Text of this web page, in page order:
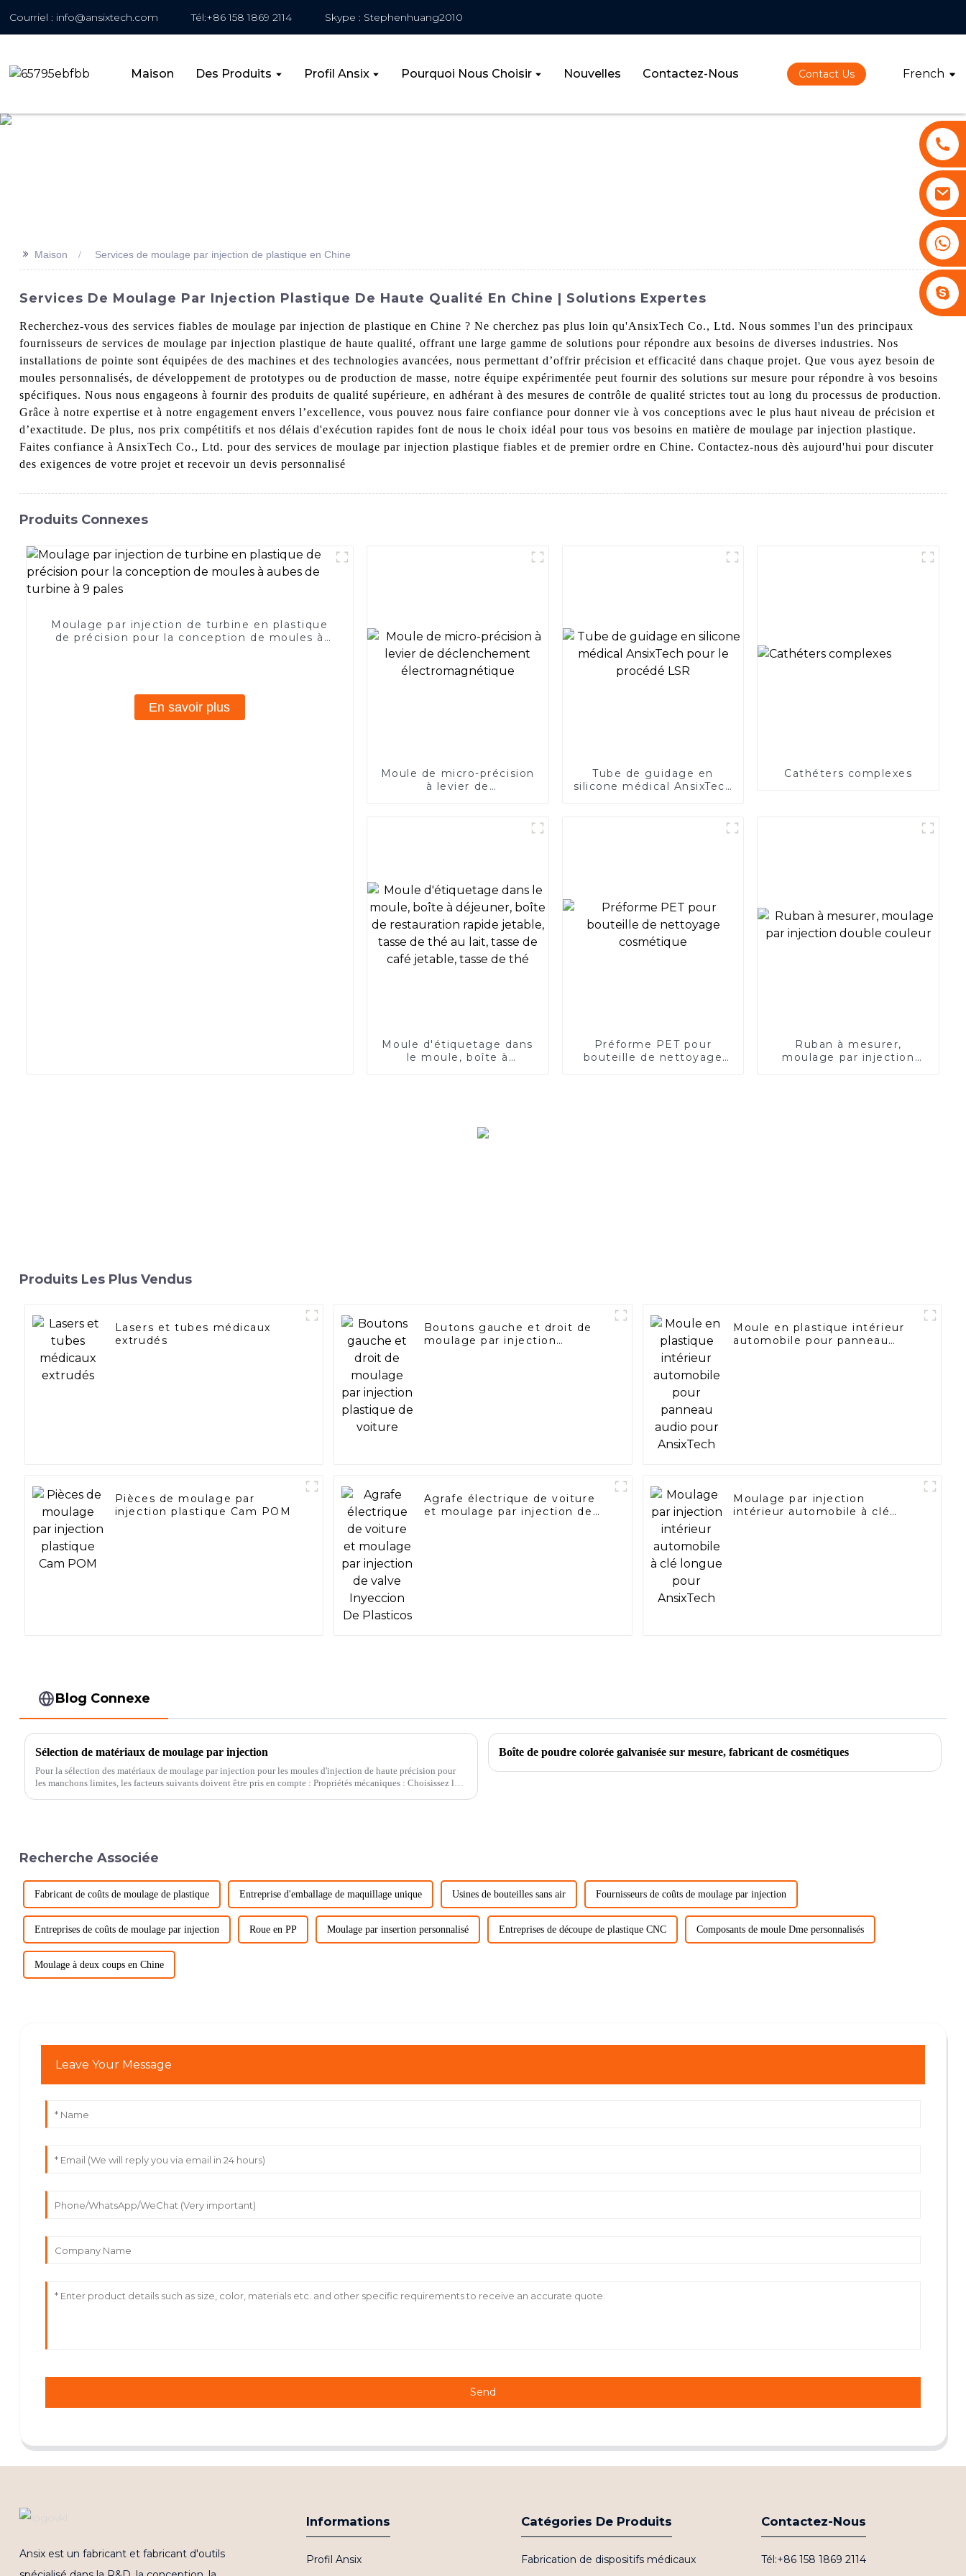
Courriel : info@ansixtech.com Tél:+86 158 1869 2114 Skype : Stephenhuang2010
Maison Des Produits Profil Ansix Pourquoi Nous Choisir Nouvelles Contactez-Nous Contact Us French
>> Maison Services de moulage par injection de plastique en Chine
Services De Moulage Par Injection Plastique De Haute Qualité En Chine | Solutions Expertes
Recherchez-vous des services fiables de moulage par injection de plastique en Chine ? Ne cherchez pas plus loin qu'AnsixTech Co., Ltd. Nous sommes l'un des principaux
fournisseurs de services de moulage par injection plastique de haute qualité, offrant une large gamme de solutions pour répondre aux besoins de diverses industries. Nos
installations de pointe sont équipées de des machines et des technologies avancées, nous permettant d’offrir précision et efficacité dans chaque projet. Que vous ayez besoin de
moules personnalisés, de développement de prototypes ou de production de masse, notre équipe expérimentée peut fournir des solutions sur mesure pour répondre à vos besoins
spécifiques. Nous nous engageons à fournir des produits de qualité supérieure, en adhérant à des mesures de contrôle de qualité strictes tout au long du processus de production.
Grâce à notre expertise et à notre engagement envers l’excellence, vous pouvez nous faire confiance pour donner vie à vos conceptions avec le plus haut niveau de précision et
d’exactitude. De plus, nos prix compétitifs et nos délais d'exécution rapides font de nous le choix idéal pour tous vos besoins en matière de moulage par injection plastique.
Faites confiance à AnsixTech Co., Ltd. pour des services de moulage par injection plastique fiables et de premier ordre en Chine. Contactez-nous dès aujourd'hui pour discuter
des exigences de votre projet et recevoir un devis personnalisé
Produits Connexes
Moulage par injection de turbine en plastique
de précision pour la conception de moules à
En savoir plus
Moule de micro-précision
à levier de
Tube de guidage en
silicone médical AnsixTech
Cathéters complexes
Moule d'étiquetage dans
le moule, boîte à
Préforme PET pour
bouteille de nettoyage
Ruban à mesurer,
moulage par injection
Produits Les Plus Vendus
Lasers et tubes médicaux
extrudés
Boutons gauche et droit de
moulage par injection
Moule en plastique intérieur
automobile pour panneau
Pièces de moulage par
injection plastique Cam POM
Agrafe électrique de voiture
et moulage par injection de
Moulage par injection
intérieur automobile à clé
Blog Connexe
Sélection de matériaux de moulage par injection
Pour la sélection des matériaux de moulage par injection pour les moules d'injection de haute précision pour
les manchons limites, les facteurs suivants doivent être pris en compte : Propriétés mécaniques : Choisissez le
Boîte de poudre colorée galvanisée sur mesure, fabricant de cosmétiques
Recherche Associée
Fabricant de coûts de moulage de plastique Entreprise d'emballage de maquillage unique Usines de bouteilles sans air Fournisseurs de coûts de moulage par injection
Entreprises de coûts de moulage par injection Roue en PP Moulage par insertion personnalisé Entreprises de découpe de plastique CNC Composants de moule Dme personnalisés
Moulage à deux coups en Chine
Leave Your Message
Send
Ansix est un fabricant et fabricant d'outils
Informations
Profil Ansix
Catégories De Produits
Fabrication de dispositifs médicaux
Contactez-Nous
Tél:+86 158 1869 2114